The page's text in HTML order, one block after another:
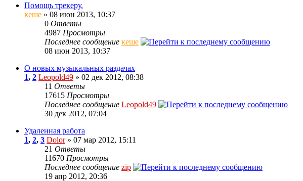
Помощь трекеру.
кеше » 08 июн 2013, 10:37
0 Ответы
4987 Просмотры
Последнее сообщение кеше
08 июн 2013, 10:37
О новых музыкальных раздачах
1, 2 Leopold49 » 02 дек 2012, 08:38
11 Ответы
17615 Просмотры
Последнее сообщение Leopold49
30 дек 2012, 07:04
Удаленная работа
1, 2, 3 Dolor» 07 мар 2012, 15:11
21 Ответы
11670 Просмотры
Последнее сообщение zip
19 апр 2012, 20:36